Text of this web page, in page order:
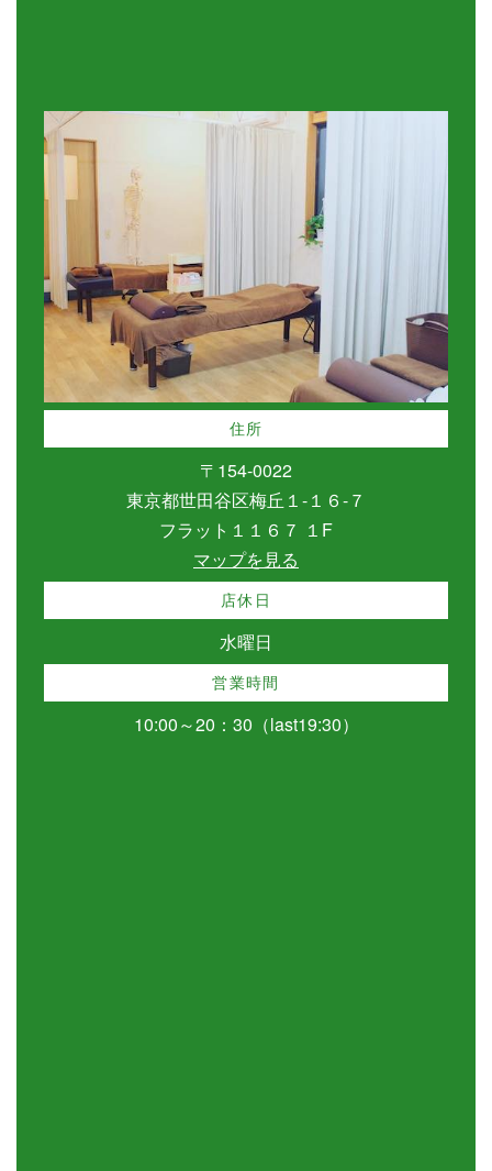
住所
〒154-0022
東京都世田谷区梅丘１-１６-７
フラット１１６７ １F
マップを見る
店休日
水曜日
営業時間
10:00～20：30（last19:30）